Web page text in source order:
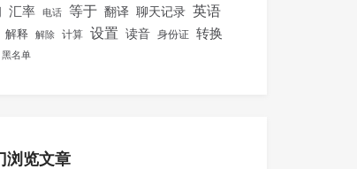
汇率 电话 等于 翻译 聊天记录 英语
解释 解除 计算 设置 读音 身份证 转换
黑名单
浏览文章